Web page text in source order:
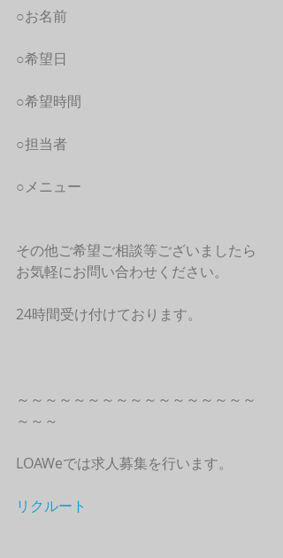
○お名前
○希望日
○希望時間
○担当者
○メニュー
その他ご希望ご相談等ございましたら
お気軽にお問い合わせください。
24時間受け付けております。
～～～～～～～～～～～～～～～～～
～～～
LOAWeでは求人募集を行います。
リクルート